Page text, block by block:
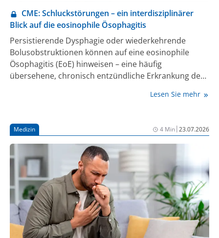
CME: Schluckstörungen – ein interdisziplinärer
Blick auf die eosinophile Ösophagitis
Persistierende Dysphagie oder wiederkehrende
Bolusobstruktionen können auf eine eosinophile
Ösophagitis (EoE) hinweisen – eine häufig
übersehene, chronisch entzündliche Erkrankung der
praxisorientiert, wie eine frühzeitige Diagnose und
Lebensqualität der Betroffenen verbessern. Sichern
Sie sich2 CME-Punkte.
Lesen Sie mehr
Medizin 4 Min|23.07.2026